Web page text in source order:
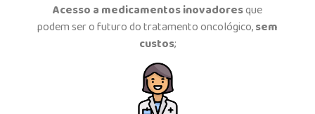
Acesso a medicamentos inovadoresque
podem ser o futuro do tratamento oncológico,sem
custos;